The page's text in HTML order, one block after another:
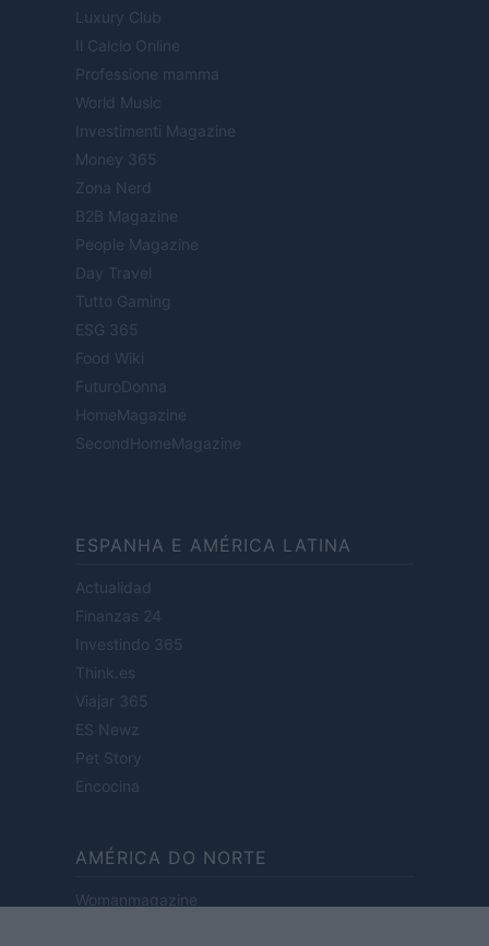
Luxury Club
Il Calcio Online
Professione mamma
World Music
Investimenti Magazine
Money 365
Zona Nerd
B2B Magazine
People Magazine
Day Travel
Tutto Gaming
ESG 365
Food Wiki
FuturoDonna
HomeMagazine
SecondHomeMagazine
ESPANHA E AMÉRICA LATINA
Actualidad
Finanzas 24
Investindo 365
Think.es
Viajar 365
ES Newz
Pet Story
Encocina
AMÉRICA DO NORTE
Womanmagazine